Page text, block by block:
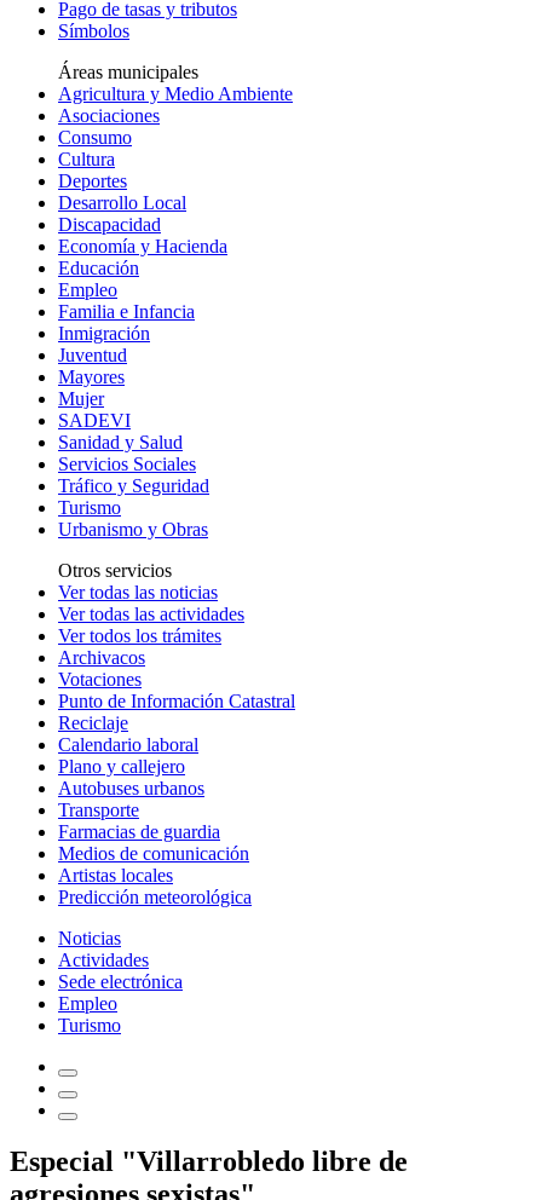
Pago de tasas y tributos
Símbolos
Áreas municipales
Agricultura y Medio Ambiente
Asociaciones
Consumo
Cultura
Deportes
Desarrollo Local
Discapacidad
Economía y Hacienda
Educación
Empleo
Familia e Infancia
Inmigración
Juventud
Mayores
Mujer
SADEVI
Sanidad y Salud
Servicios Sociales
Tráfico y Seguridad
Turismo
Urbanismo y Obras
Otros servicios
Ver todas las noticias
Ver todas las actividades
Ver todos los trámites
Archivacos
Votaciones
Punto de Información Catastral
Reciclaje
Calendario laboral
Plano y callejero
Autobuses urbanos
Transporte
Farmacias de guardia
Medios de comunicación
Artistas locales
Predicción meteorológica
Noticias
Actividades
Sede electrónica
Empleo
Turismo
Especial "Villarrobledo libre de